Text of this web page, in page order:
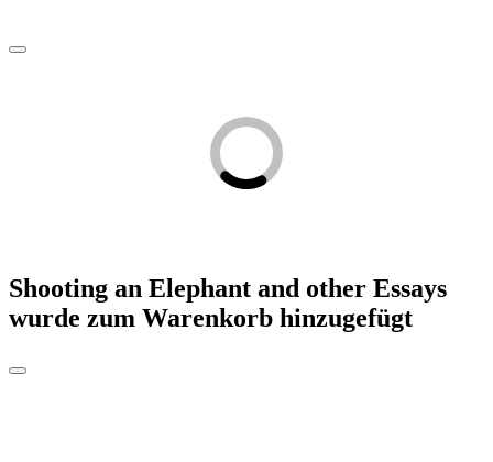
Shooting an Elephant and other Essays
wurde zum Warenkorb hinzugefügt